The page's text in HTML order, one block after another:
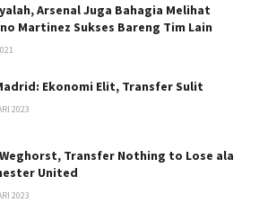
Arsenal Juga Bahagia Melihat
Martinez Sukses Bareng Tim Lain
Ekonomi Elit, Transfer Sulit
2023
Transfer Nothing to Lose ala
United
2023